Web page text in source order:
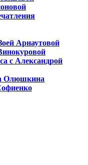
Арнаутовой
с Александрой
Олюшкина